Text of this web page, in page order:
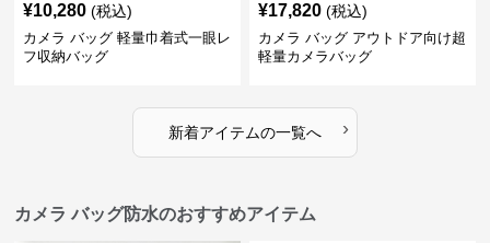
¥10,280 (税込)
カメラ バッグ 軽量巾着式一眼レ
フ収納バッグ
¥17,820 (税込)
カメラ バッグ アウトドア向け超
軽量カメラバッグ
新着アイテムの一覧へ ›
カメラ バッグ防水のおすすめアイテム